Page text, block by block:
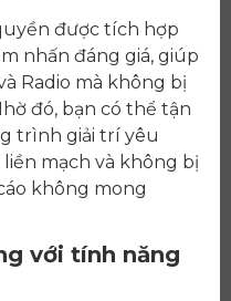
được tích hợp
nhấn đáng giá, giúp
Radio mà không bị
đó, bạn có thể tận
trình giải trí yêu
mạch và không bị
không mong
với tính năng